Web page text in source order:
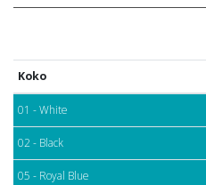
Koko
01 - White
02 - Black
05 - Royal Blue